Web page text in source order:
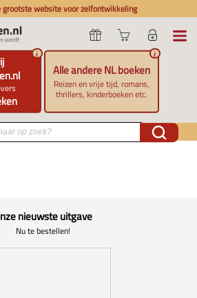
grootste website voor zelfontwikkeling
i
Alle andere NL boeken
Reizen en vrije tijd, romans,
thrillers, kinderboeken etc.
i
nieuwste uitgave
Nu te bestellen!